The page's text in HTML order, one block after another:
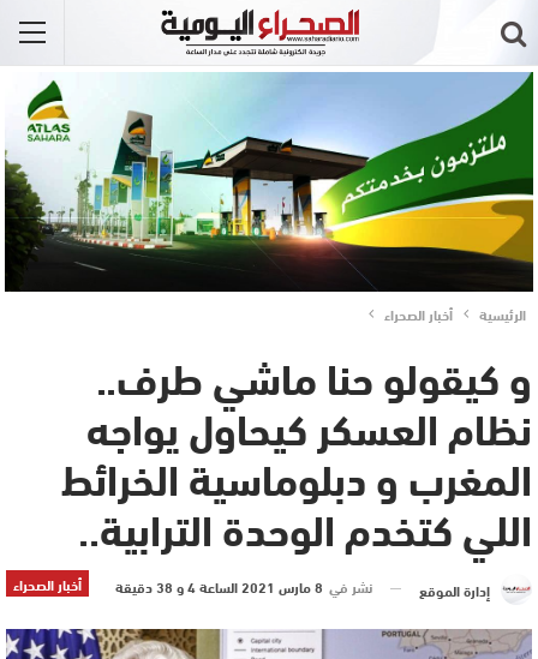
الرئيسية أخبار الصحراء
و كيقولو حنا ماشي طرف..
نظام العسكر كيحاول يواجه
المغرب و دبلوماسية الخرائط
اللي كتخدم الوحدة الترابية..
أخبار الصحراء إدارة الموقع نشر في 8 مارس 2021 الساعة 4 و 38 دقيقة